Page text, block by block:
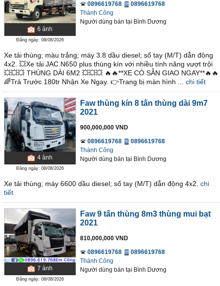
6 ảnh
Đăng ngày: 08/08/2026
0896619768
0896619768
Thành Công
Người dùng bán tại Bình Dương
Xe tải thùng; màu trắng; máy 3.8 dầu diesel; số tay (M/T) dẫn động
4x2. 💥Xe tải JAC N650 plus thùng kín với nhiều tính năng vượt trội
💥💥💥 THÙNG DÀI 6M2 💥💥💥 🔥🔥**XE CÓ SẴN GIAO NGAY**🔥🔥
🌈Trả Trước 180tr Nhận Xe Ngay. 👉Trang bị màn hình ...
chi tiết
4 ảnh
Đăng ngày: 08/08/2026
Faw thùng kín 8 tấn thùng dài 9m7
2021
900,000,000 VND
0896619768
0896619768
Thành Công
Người dùng bán tại Bình Dương
Xe tải thùng; máy 6600 dầu diesel; số tay (M/T) dẫn động 4x2. chi
tiết
7 ảnh
Đăng ngày: 08/08/2026
Faw 9 tấn thùng 8m3 thùng mui bạt
2021
810,000,000 VND
0896619768
0896619768
Thành Công
Người dùng bán tại Bình Dương